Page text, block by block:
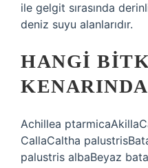
ile gelgit sırasında
deniz suyu alanlarıdır.
HANGI
Achillea
CallaCaltha
palustris albaBeyaz